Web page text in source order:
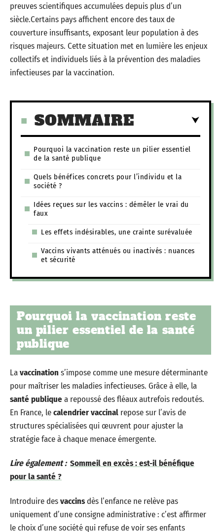
preuves scientifiques accumulées depuis plus d’un
siècle.Certains pays affichent encore des taux de
couverture insuffisants, exposant leur population à des
risques majeurs. Cette situation met en lumière les enjeux
collectifs et individuels liés à la prévention des maladies
infectieuses par la vaccination.
SOMMAIRE
Pourquoi la vaccination reste un pilier essentiel
de la santé publique
Quels bénéfices concrets pour l’individu et la
société ?
Idées reçues sur les vaccins : démêler le vrai du
faux
Les effets indésirables, une crainte surévaluée
Vaccins vivants atténués ou inactivés : nuances
et sécurité
Pourquoi la vaccination reste
un pilier essentiel de la santé
publique
Lavaccination s’impose comme une mesure déterminante
pour maîtriser les maladies infectieuses. Grâce à elle, la
santé publiquea repoussé des fléaux autrefois redoutés.
En France, lecalendrier vaccinal repose sur l’avis de
structures spécialisées qui œuvrent pour ajuster la
stratégie face à chaque menace émergente.
Lire également : Sommeil en excès : est-il bénéfique
pour la santé ?
Introduire desvaccinsdès l’enfance ne relève pas
uniquement d’une consigne administrative : c’est affirmer
le choix d’une société qui refuse de voir ses enfants